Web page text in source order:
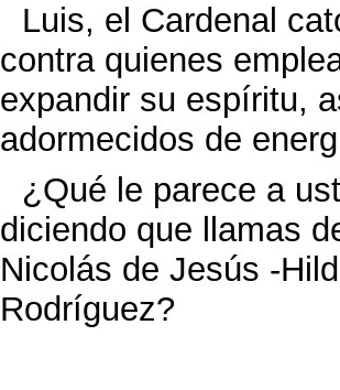
Luis, el Cardenal
contra quienes
expandir su espíritu,
adormecidos de
¿Qué le parece a
diciendo que llamas
Nicolás de Jesús -
Rodríguez?